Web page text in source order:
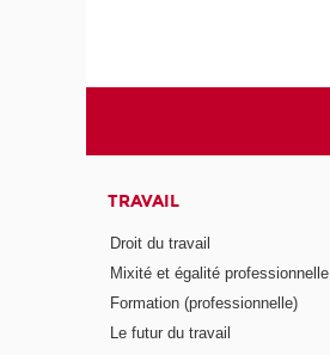
TRAVAIL
Droit du travail
Mixité et égalité professionnelle
Formation (professionnelle)
Le futur du travail